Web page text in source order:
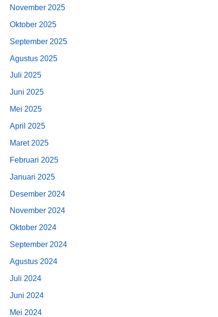
November 2025
Oktober 2025
September 2025
Agustus 2025
Juli 2025
Juni 2025
Mei 2025
April 2025
Maret 2025
Februari 2025
Januari 2025
Desember 2024
November 2024
Oktober 2024
September 2024
Agustus 2024
Juli 2024
Juni 2024
Mei 2024